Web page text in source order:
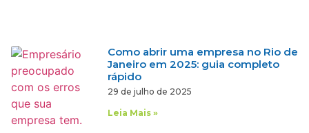
Como abrir uma empresa no Rio de
Janeiro em 2025: guia completo
rápido
29 de julho de 2025
Leia Mais »